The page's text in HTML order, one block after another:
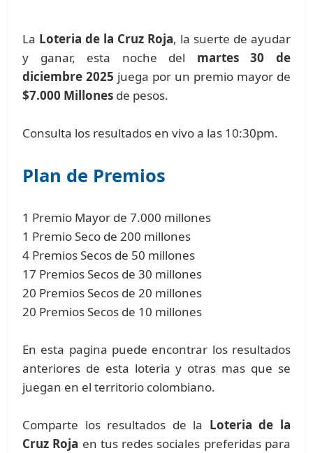
La Loteria de la Cruz Roja, la suerte de ayudar
y ganar, esta noche del martes 30 de
diciembre 2025 juega por un premio mayor de
$7.000 Millones de pesos.
Consulta los resultados en vivo a las 10:30pm.
Plan de Premios
1 Premio Mayor de 7.000 millones
1 Premio Seco de 200 millones
4 Premios Secos de 50 millones
17 Premios Secos de 30 millones
20 Premios Secos de 20 millones
20 Premios Secos de 10 millones
En esta pagina puede encontrar los resultados
anteriores de esta loteria y otras mas que se
juegan en el territorio colombiano.
Comparte los resultados de la Loteria de la
Cruz Roja en tus redes sociales preferidas para